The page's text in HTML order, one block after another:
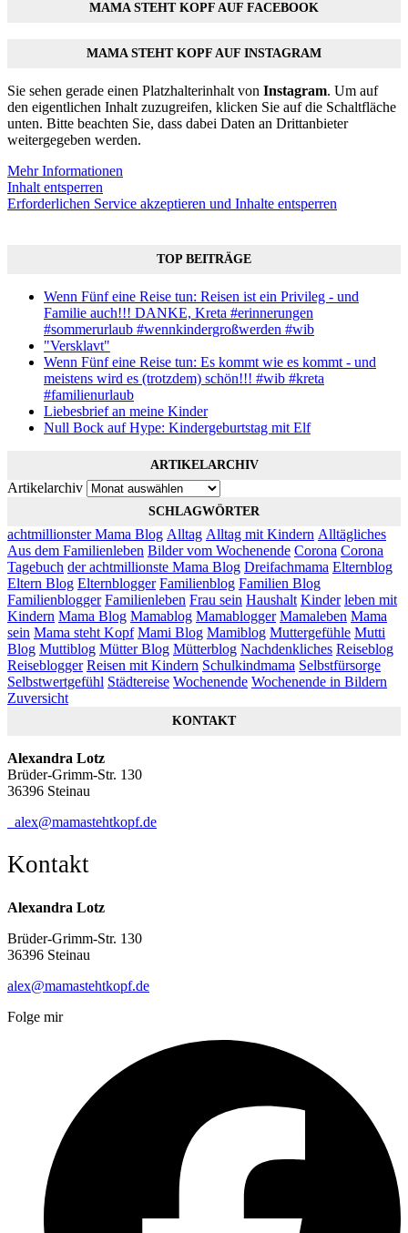
MAMA STEHT KOPF AUF FACEBOOK
MAMA STEHT KOPF AUF INSTAGRAM
Sie sehen gerade einen Platzhalterinhalt von Instagram. Um auf
den eigentlichen Inhalt zuzugreifen, klicken Sie auf die Schaltfläche
unten. Bitte beachten Sie, dass dabei Daten an Drittanbieter
weitergegeben werden.
Mehr Informationen
Inhalt entsperren
Erforderlichen Service akzeptieren und Inhalte entsperren
TOP BEITRÄGE
Wenn Fünf eine Reise tun: Reisen ist ein Privileg - und
Familie auch!!! DANKE, Kreta #erinnerungen
#sommerurlaub #wennkindergroßwerden #wib
"Versklavt"
Wenn Fünf eine Reise tun: Es kommt wie es kommt - und
meistens wird es (trotzdem) schön!!! #wib #kreta
#familienurlaub
Liebesbrief an meine Kinder
Null Bock auf Hype: Kindergeburtstag mit Elf
ARTIKELARCHIV
Artikelarchiv
SCHLAGWÖRTER
achtmillionster Mama Blog Alltag Alltag mit Kindern Alltägliches
Aus dem Familienleben Bilder vom Wochenende Corona Corona
Tagebuch der achtmillionste Mama Blog Dreifachmama Elternblog
Eltern Blog Elternblogger Familienblog Familien Blog
Familienblogger Familienleben Frau sein Haushalt Kinder leben mit
Kindern Mama Blog Mamablog Mamablogger Mamaleben Mama
sein Mama steht Kopf Mami Blog Mamiblog Muttergefühle Mutti
Blog Muttiblog Mütter Blog Mütterblog Nachdenkliches Reiseblog
Reiseblogger Reisen mit Kindern Schulkindmama Selbstfürsorge
Selbstwertgefühl Städtereise Wochenende Wochenende in Bildern
Zuversicht
KONTAKT
Alexandra Lotz
Brüder-Grimm-Str. 130
36396 Steinau
alex@mamastehtkopf.de
Kontakt
Alexandra Lotz
Brüder-Grimm-Str. 130
36396 Steinau
alex@mamastehtkopf.de
Folge mir